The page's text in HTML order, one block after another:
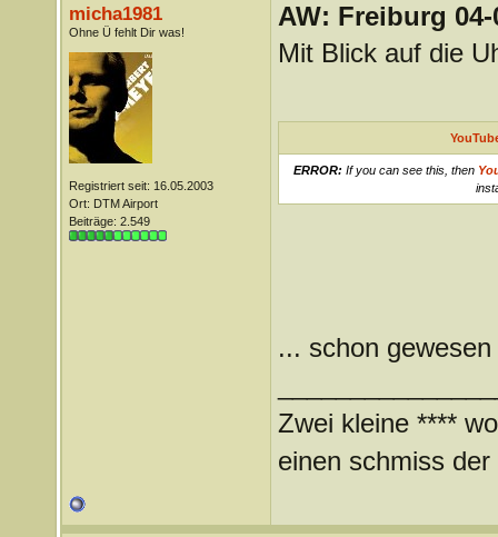
micha1981
Ohne Ü fehlt Dir was!
Registriert seit: 16.05.2003
Ort: DTM Airport
Beiträge: 2.549
AW: Freiburg
Mit Blick auf die
ERROR: If you can see this, then
... schon
Zwei kleine ****
einen schmiss